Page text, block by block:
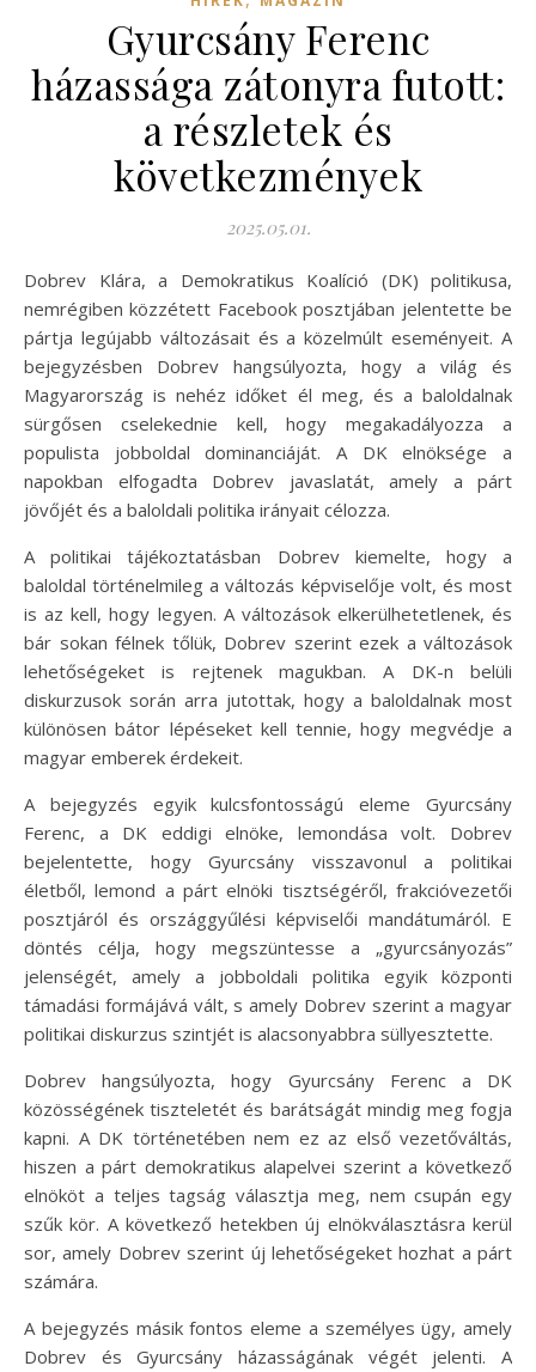
Gyurcsány Ferenc
házassága zátonyra futott:
a részletek és
következmények
2025.05.01.
Dobrev Klára, a Demokratikus Koalíció (DK) politikusa,
nemrégiben közzétett Facebook posztjában jelentette be
pártja legújabb változásait és a közelmúlt eseményeit. A
bejegyzésben Dobrev hangsúlyozta, hogy a világ és
Magyarország is nehéz időket él meg, és a baloldalnak
sürgősen cselekednie kell, hogy megakadályozza a
populista jobboldal dominanciáját. A DK elnöksége a
napokban elfogadta Dobrev javaslatát, amely a párt
jövőjét és a baloldali politika irányait célozza.
A politikai tájékoztatásban Dobrev kiemelte, hogy a
baloldal történelmileg a változás képviselője volt, és most
is az kell, hogy legyen. A változások elkerülhetetlenek, és
bár sokan félnek tőlük, Dobrev szerint ezek a változások
lehetőségeket is rejtenek magukban. A DK-n belüli
diskurzusok során arra jutottak, hogy a baloldalnak most
különösen bátor lépéseket kell tennie, hogy megvédje a
magyar emberek érdekeit.
A bejegyzés egyik kulcsfontosságú eleme Gyurcsány
Ferenc, a DK eddigi elnöke, lemondása volt. Dobrev
bejelentette, hogy Gyurcsány visszavonul a politikai
életből, lemond a párt elnöki tisztségéről, frakcióvezetői
posztjáról és országgyűlési képviselői mandátumáról. E
döntés célja, hogy megszüntesse a „gyurcsányozás”
jelenségét, amely a jobboldali politika egyik központi
támadási formájává vált, s amely Dobrev szerint a magyar
politikai diskurzus szintjét is alacsonyabbra süllyesztette.
Dobrev hangsúlyozta, hogy Gyurcsány Ferenc a DK
közösségének tiszteletét és barátságát mindig meg fogja
kapni. A DK történetében nem ez az első vezetőváltás,
hiszen a párt demokratikus alapelvei szerint a következő
elnököt a teljes tagság választja meg, nem csupán egy
szűk kör. A következő hetekben új elnökválasztásra kerül
sor, amely Dobrev szerint új lehetőségeket hozhat a párt
számára.
A bejegyzés másik fontos eleme a személyes ügy, amely
Dobrev és Gyurcsány házasságának végét jelenti. A